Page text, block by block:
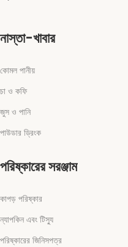
নাস্তা-খাবার
কোমল পানীয়
চা ও কফি
জুস ও পানি
পাউডার ড্রিংক
পরিষ্কারের সরঞ্জাম
কাপড় পরিষ্কার
ন্যাপকিন এবং টিস্যু
পরিষ্কারের জিনিসপত্র